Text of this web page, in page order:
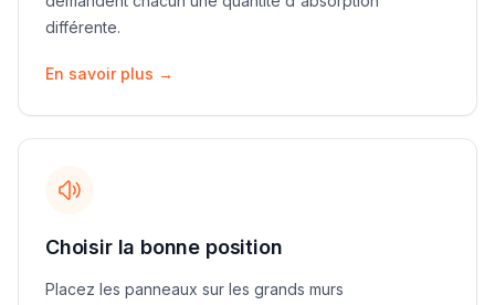
différente.
En savoir plus →
Choisir la bonne position
Placez les panneaux sur les grands murs